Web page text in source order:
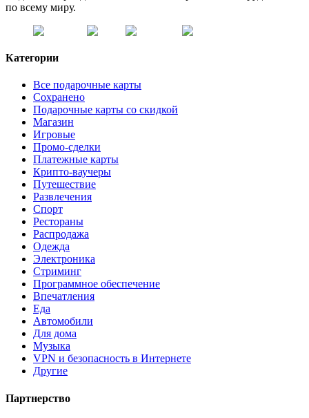
по всему миру.
Категории
Все подарочные карты
Сохранено
Подарочные карты со скидкой
Магазин
Игровые
Промо-сделки
Платежные карты
Крипто-ваучеры
Путешествие
Развлечения
Спорт
Рестораны
Распродажа
Одежда
Электроника
Стриминг
Программное обеспечение
Впечатления
Еда
Автомобили
Для дома
Музыка
VPN и безопасность в Интернете
Другие
Партнерство